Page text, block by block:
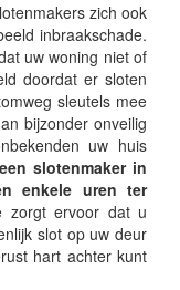
zich ook
inbraakschade.
uw woning niet of
doordat er sloten
sleutels mee
bijzonder onveilig
uw huis
slotenmaker in
enkele uren ter
zorgt ervoor dat u
slot op uw deur
hart achter kunt